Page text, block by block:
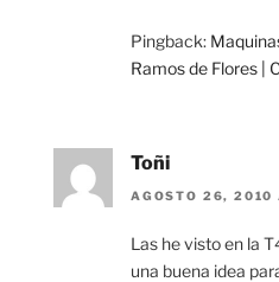
Pingback:
Ramos de Flores |
Toñi
AGOSTO 26, 2010
Las he visto en la
una buena idea